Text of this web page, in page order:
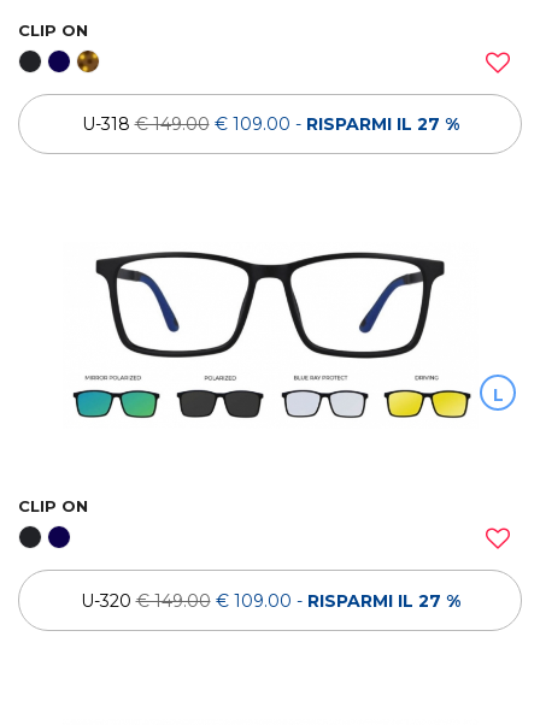
CLIP ON
U-318€ 149.00 € 109.00 - RISPARMI IL 27 %
L
CLIP ON
U-320€ 149.00 € 109.00 - RISPARMI IL 27 %